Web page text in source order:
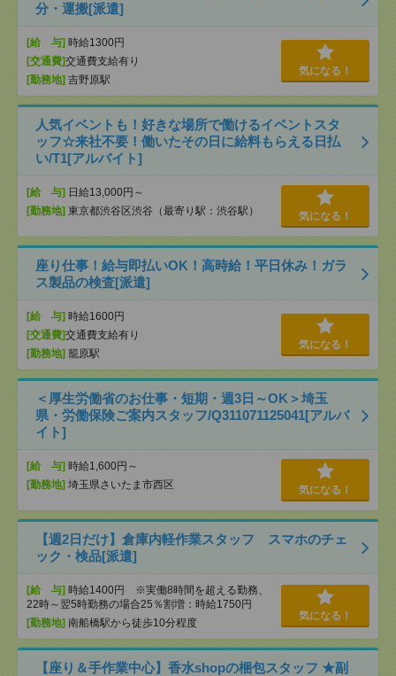
分・運搬[派遣]
[給 与] 時給1300円
[交通費]交通費支給有り
[勤務地] 吉野原駅
気になる！
人気イベントも！好きな場所で働けるイベントスタ
ッフ☆来社不要！働いたその日に給料もらえる日払
い/T1[アルバイト]
[給 与] 日給13,000円～
[勤務地] 東京都渋谷区渋谷（最寄り駅：渋谷駅） 気になる！
座り仕事！給与即払いOK！高時給！平日休み！ガラ
ス製品の検査[派遣]
[給 与] 時給1600円
[交通費]交通費支給有り
[勤務地] 籠原駅
気になる！
＜厚生労働省のお仕事・短期・週3日～OK＞埼玉
県・労働保険ご案内スタッフ/Q311071125041[アルバ
イト]
[給 与] 時給1,600円～
[勤務地] 埼玉県さいたま市西区 気になる！
【週2日だけ】倉庫内軽作業スタッフ スマホのチェ
ック・検品[派遣]
[給 与] 時給1400円 ※実働8時間を超える勤務、
22時～翌5時勤務の場合25％割増：時給1750円
[勤務地] 南船橋駅から徒歩10分程度
気になる！
【座り＆手作業中心】香水shopの梱包スタッフ ★副